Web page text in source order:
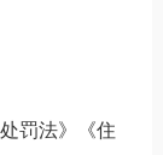
罚法》《住